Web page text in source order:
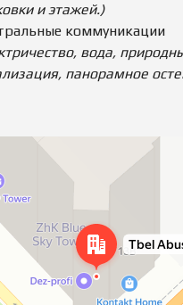
и этажей.)
коммуникации
вода,
панорамное